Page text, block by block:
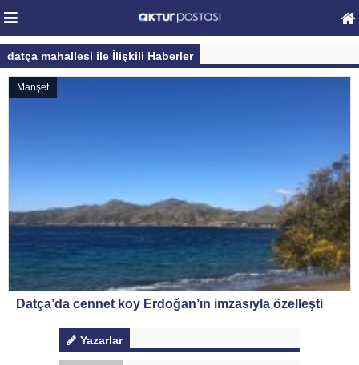
datça mahallesi ile İlişkili Haberler
Manşet
Datça’da cennet koy Erdoğan’ın imzasıyla özelleşti
Yazarlar